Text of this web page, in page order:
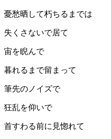
憂愁晒して朽ちるまでは
失くさないで居て
宙を睨んで
暮れるまで留まって
筆先のノイズで
狂乱を仰いで
首すわる前に見惚れて